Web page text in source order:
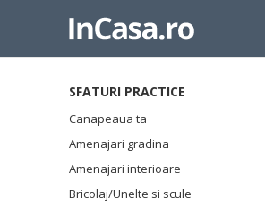
SFATURI PRACTICE
Canapeaua ta
Amenajari gradina
Amenajari interioare
Bricolaj/Unelte si scule